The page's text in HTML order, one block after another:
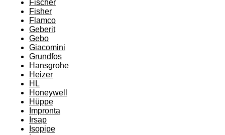
Fischer
Fisher
Flamco
Geberit
Gebo
Giacomini
Grundfos
Hansgrohe
Heizer
HL
Honeywell
Hüppe
Impronta
Irsap
Isopipe